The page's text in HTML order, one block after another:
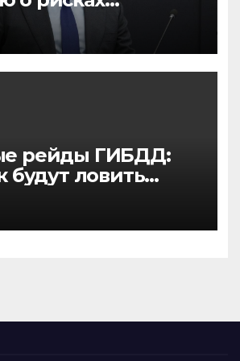
с Западом:
судьба Грузии
рейды ГИБДД:
будут ловить
водителей в
выходные